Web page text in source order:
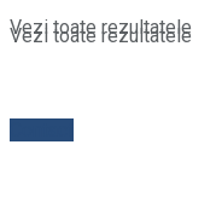
Vezi toate rezultatele
Vezi toate rezultatele